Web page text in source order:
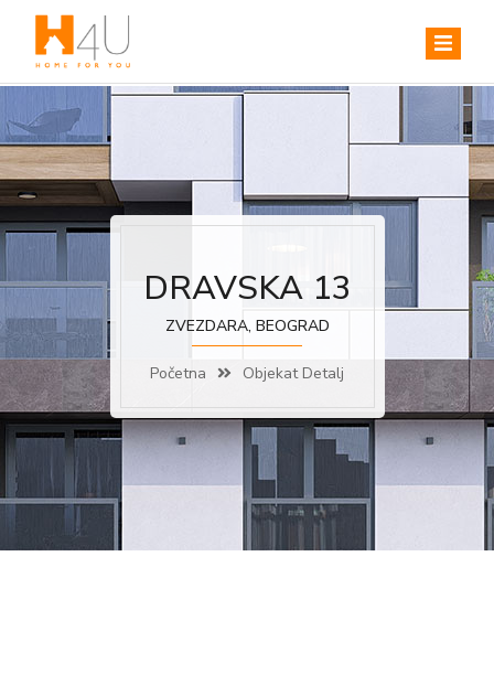
DRAVSKA 13
ZVEZDARA, BEOGRAD
Početna Objekat Detalj